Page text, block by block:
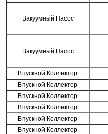
Вакуумный Насос
Вакуумный Насос
Впускной Коллектор
Впускной Коллектор
Впускной Коллектор
Впускной Коллектор
Впускной Коллектор
Впускной Коллектор